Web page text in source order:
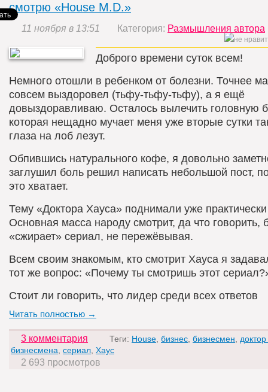
смотрю «House M.D.»
11 ноября в 13:51 Категория: Размышления автора
Доброго времени суток всем!
Немного отошли в ребенком от болезни. Точнее
совсем выздоровел (тьфу-тьфу-тьфу), а я ещё
довыздоравливаю. Осталось вылечить головную
которая нещадно мучает меня уже вторые сутки
глаза на лоб лезут.
Обпившись натурального кофе, я довольно
заглушил боль решил написать небольшой пост,
это хватает.
Тему «Доктора Хауса» поднимали уже
Основная масса народу смотрит, да что говорить,
«сжирает» сериал, не пережёвывая.
Всем своим знакомым, кто смотрит Хауса я
тот же вопрос: «Почему ты смотришь этот
Стоит ли говорить, что лидер среди всех ответов
Читать полностью →
3 комментария Теги: House бизнес бизнесмен
бизнесмена сериал Хаус
2 693 просмотров